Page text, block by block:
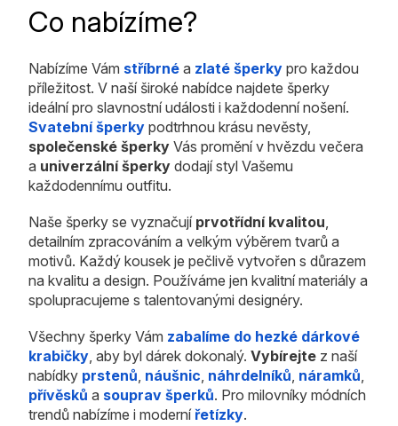
Co nabízíme?
Nabízíme Vám stříbrné a zlaté šperky pro každou
příležitost. V naší široké nabídce najdete šperky
ideální pro slavnostní události i každodenní nošení.
Svatební šperky podtrhnou krásu nevěsty,
společenské šperky Vás promění v hvězdu večera
a univerzální šperky dodají styl Vašemu
každodennímu outfitu.
Naše šperky se vyznačují prvotřídní kvalitou,
detailním zpracováním a velkým výběrem tvarů a
motivů. Každý kousek je pečlivě vytvořen s důrazem
na kvalitu a design. Používáme jen kvalitní materiály a
spolupracujeme s talentovanými designéry.
Všechny šperky Vám zabalíme do hezké dárkové
krabičky, aby byl dárek dokonalý. Vybírejte z naší
nabídky prstenů, náušnic, náhrdelníků, náramků,
přívěsků a souprav šperků. Pro milovníky módních
trendů nabízíme i modernířetízky.